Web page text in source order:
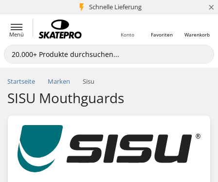
Schnelle Lieferung
5+ Mio. Kunden ×
Menü Warenkorb
Favoriten
Konto
Startseite Marken Sisu
SISU Mouthguards